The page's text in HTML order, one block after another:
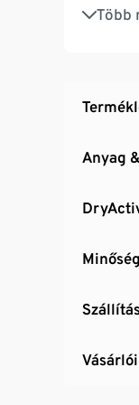
Több
Anyag
Minőség